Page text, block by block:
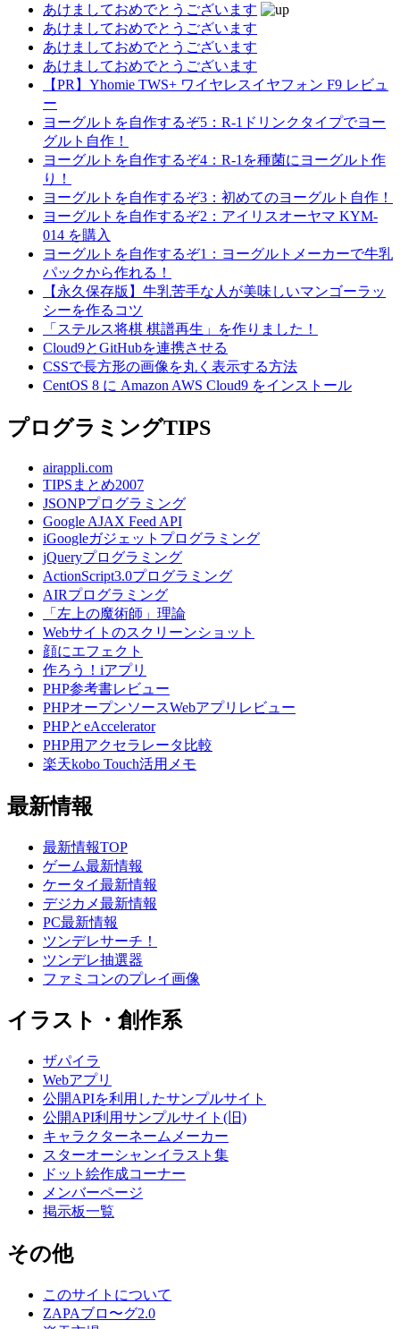
あけましておめでとうございます
あけましておめでとうございます
あけましておめでとうございます
あけましておめでとうございます
【PR】Yhomie TWS+ ワイヤレスイヤフォン F9 レビュ
ー
ヨーグルトを自作するぞ5：R-1ドリンクタイプでヨー
グルト自作！
ヨーグルトを自作するぞ4：R-1を種菌にヨーグルト作
り！
ヨーグルトを自作するぞ3：初めてのヨーグルト自作！
ヨーグルトを自作するぞ2：アイリスオーヤマ KYM-
014 を購入
ヨーグルトを自作するぞ1：ヨーグルトメーカーで牛乳
パックから作れる！
【永久保存版】牛乳苦手な人が美味しいマンゴーラッ
シーを作るコツ
「ステルス将棋 棋譜再生」を作りました！
Cloud9とGitHubを連携させる
CSSで長方形の画像を丸く表示する方法
CentOS 8 に Amazon AWS Cloud9 をインストール
プログラミングTIPS
airappli.com
TIPSまとめ2007
JSONPプログラミング
Google AJAX Feed API
iGoogleガジェットプログラミング
jQueryプログラミング
ActionScript3.0プログラミング
AIRプログラミング
「左上の魔術師」理論
Webサイトのスクリーンショット
顔にエフェクト
作ろう！iアプリ
PHP参考書レビュー
PHPオープンソースWebアプリレビュー
PHPとeAccelerator
PHP用アクセラレータ比較
楽天kobo Touch活用メモ
最新情報
最新情報TOP
ゲーム最新情報
ケータイ最新情報
デジカメ最新情報
PC最新情報
ツンデレサーチ！
ツンデレ抽選器
ファミコンのプレイ画像
イラスト・創作系
ザパイラ
Webアプリ
公開APIを利用したサンプルサイト
公開API利用サンプルサイト(旧)
キャラクターネームメーカー
スターオーシャンイラスト集
ドット絵作成コーナー
メンバーページ
掲示板一覧
その他
このサイトについて
ZAPAブロ〜グ2.0